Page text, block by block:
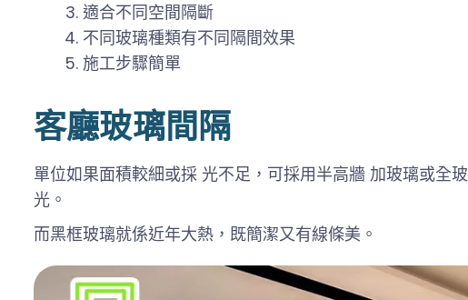
適合不同空間隔斷
不同玻璃種類有不同隔間效果
施工步驟簡單
客廳玻璃間隔
單位如果面積較細或採 光不足，可採用半高牆 加玻璃或全
光。
而黑框玻璃就係近年大熱，既簡潔又有線條美。